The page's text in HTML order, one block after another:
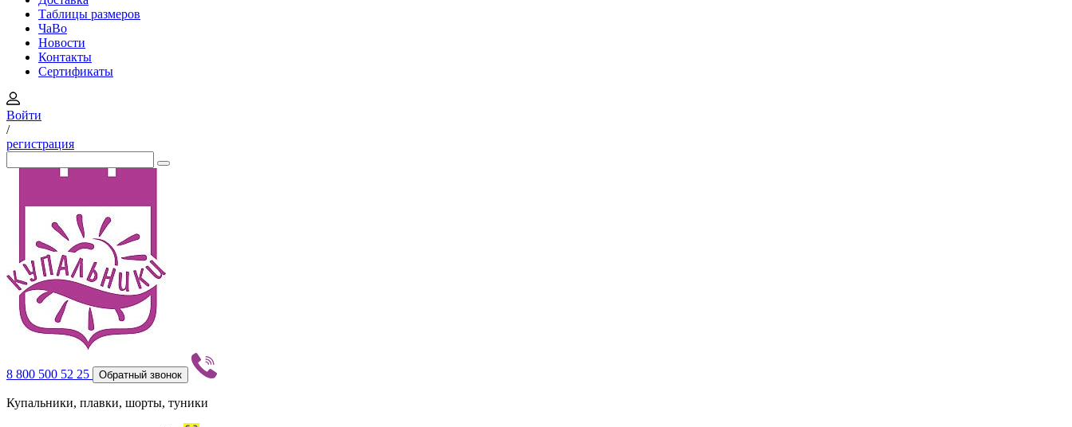
Таблицы размеров
ЧаВо
Новости
Контакты
Сертификаты
Войти
/
регистрация
8 800 500 52 25 Обратный звонок
Купальники, плавки, шорты, туники